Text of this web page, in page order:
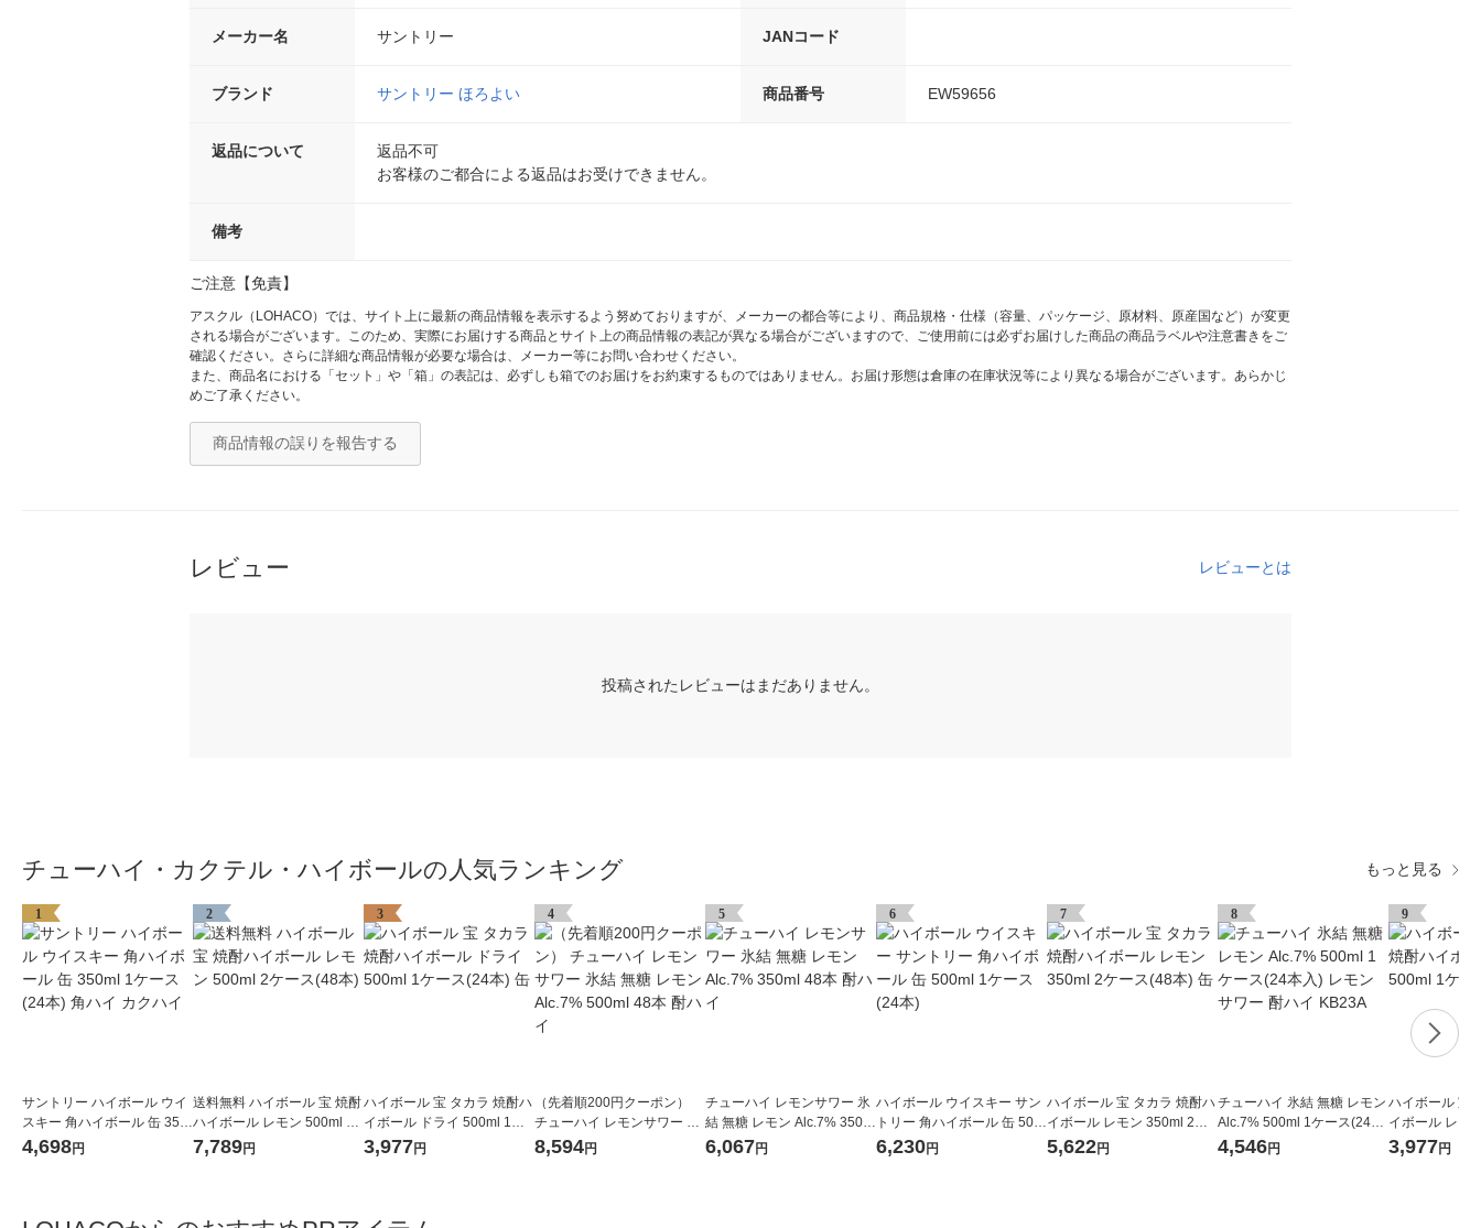
メーカー名 サントリー JANコード
ブランド サントリー ほろよい 商品番号 EW59656
返品について
返品不可
お客様のご都合による返品はお受けできません。
備考
ご注意【免責】
アスクル（LOHACO）では、サイト上に最新の商品情報を表示するよう努めておりますが、メーカーの都合等により、商品規格・仕様（容量、パッケージ、原材料、原産国など）が変更
される場合がございます。このため、実際にお届けする商品とサイト上の商品情報の表記が異なる場合がございますので、ご使用前には必ずお届けした商品の商品ラベルや注意書きをご
確認ください。さらに詳細な商品情報が必要な場合は、メーカー等にお問い合わせください。
また、商品名における「セット」や「箱」の表記は、必ずしも箱でのお届けをお約束するものではありません。お届け形態は倉庫の在庫状況等により異なる場合がございます。あらかじ
めご了承ください。
商品情報の誤りを報告する
レビュー レビューとは
投稿されたレビューはまだありません。
チューハイ・カクテル・ハイボールの人気ランキング もっと見る
1
サントリー ハイボール ウイ
スキー 角ハイボール 缶 350
ml 1ケース(24本) 角ハイ カ
4,698円
2
送料無料 ハイボール 宝 焼酎
ハイボール レモン 500ml 2
ケース(48本)
7,789円
3
ハイボール 宝 タカラ 焼酎ハ
イボール ドライ 500ml 1ケ
ース(24本) 缶
3,977円
4
（先着順200円クーポン）
チューハイ レモンサワー 氷
結 無糖 レモン Alc.7% 500ml
8,594円
5
チューハイ レモンサワー 氷
結 無糖 レモン Alc.7% 350ml
48本 酎ハイ
6,067円
6
ハイボール ウイスキー サン
トリー 角ハイボール 缶 500
ml 1ケース(24本)
6,230円
7
ハイボール 宝 タカラ 焼酎ハ
イボール レモン 350ml 2ケ
ース(48本) 缶
5,622円
8
チューハイ 氷結 無糖 レモン
Alc.7% 500ml 1ケース(24本
入) レモンサワー 酎ハイ KB
4,546円
9
ハイボール 宝
イボール レモ
ース(24本) 缶
3,977円